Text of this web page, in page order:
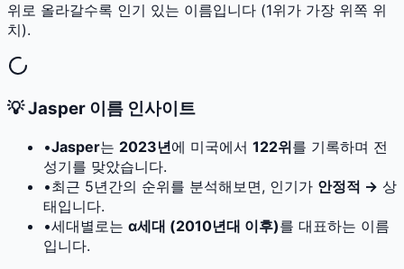
위로 올라갈수록 인기 있는 이름입니다 (1위가 가장 위쪽 위
치).
💡Jasper 이름 인사이트
•Jasper는 2023년에 미국에서 122위를 기록하며 전
성기를 맞았습니다.
•최근 5년간의 순위를 분석해보면, 인기가 안정적 → 상
태입니다.
•세대별로는 α세대 (2010년대 이후)를 대표하는 이름
입니다.